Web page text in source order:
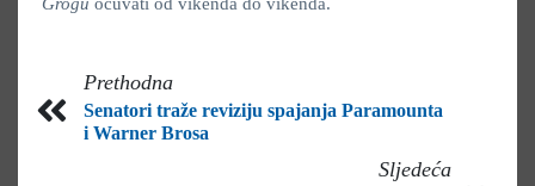
Prethodna
Senatori traže reviziju spajanja Paramounta
i Warner Brosa
Sljedeća